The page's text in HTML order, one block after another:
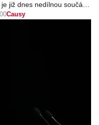
již dnes nedílnou součástí
že za nějakých sto let
Causy